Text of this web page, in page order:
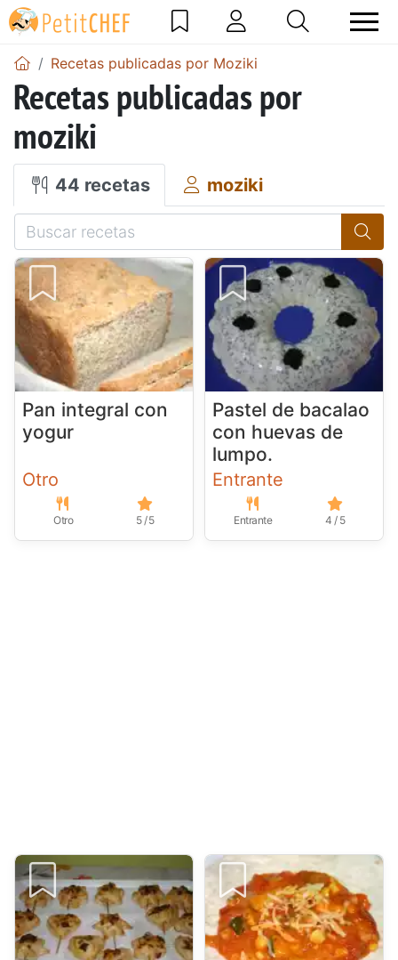
Recetas publicadas por Moziki
Recetas publicadas por
moziki
44 recetas moziki
Pan integral con
yogur
Otro
Otro 5 / 5
Pastel de bacalao
con huevas de
lumpo.
Entrante
Entrante 4 / 5